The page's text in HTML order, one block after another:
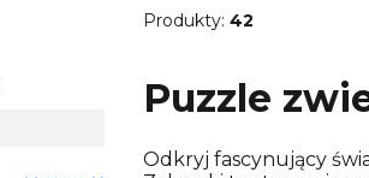
Produkty: 42
Puzzle
Odkryj fascynujący